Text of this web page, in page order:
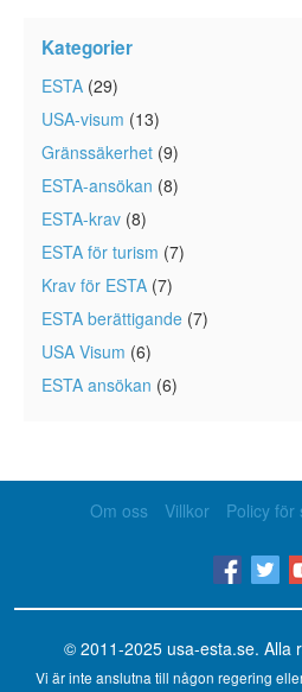
Kategorier
ESTA (29)
USA-visum (13)
Gränssäkerhet (9)
ESTA-ansökan (8)
ESTA-krav (8)
ESTA för turism (7)
Krav för ESTA (7)
ESTA berättigande (7)
USA Visum (6)
ESTA ansökan (6)
Om oss Villkor Policy för
© 2011-2025 usa-esta.se. Alla
Vi är inte anslutna till någon regering